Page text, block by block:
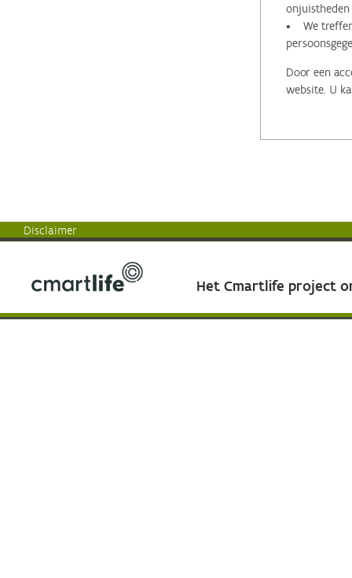
onjuistheden
• We treffen
Door een
website. U
Disclaimer
Het Cmartlife project